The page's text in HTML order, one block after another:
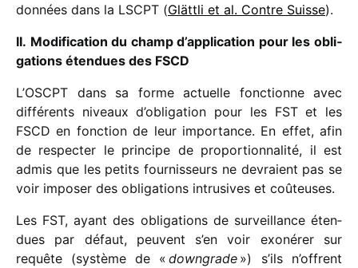
données dans la LSCPT (Glättli et al. Contre Suisse).
II. Modification du champ d’application pour les obli­
ga­tions éten­dues des FSCD
L’OSCPT dans sa forme actuelle fonc­tionne avec
diffé­rents niveaux d’obligation pour les FST et les
FSCD en fonc­tion de leur impor­tance. En effet, afin
de respec­ter le prin­cipe de propor­tion­na­lité, il est
admis que les petits four­nis­seurs ne devraient pas se
voir impo­ser des obli­ga­tions intru­sives et coûteuses.
Les FST, ayant des obli­ga­tions de surveillance éten­
dues par défaut, peuvent s’en voir exoné­rer sur
requête (système de « down­grade ») s’ils n’offrent